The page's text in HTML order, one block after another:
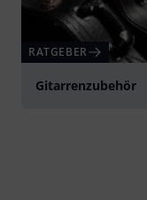
RATGEBER
Gitarrenzubehör